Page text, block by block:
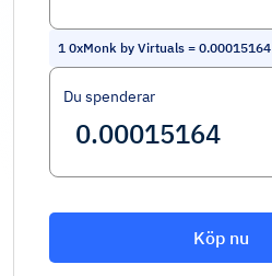
1 0xMonk by Virtuals = 0.00015164
Du spenderar
Köp nu